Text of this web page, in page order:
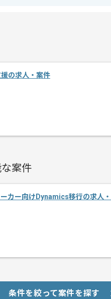
大手商社向け機械学習プロジェ
を活かしたい方にお勧めです。
の求人・案件
案件
カー向けDynamics移行の求人
条件を絞って案件を探す